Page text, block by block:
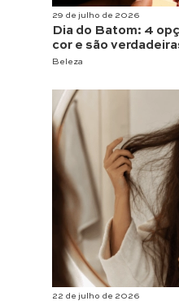
29 de julho de 2026
Dia do Batom: 4
cor e são
Beleza
22 de julho de 2026